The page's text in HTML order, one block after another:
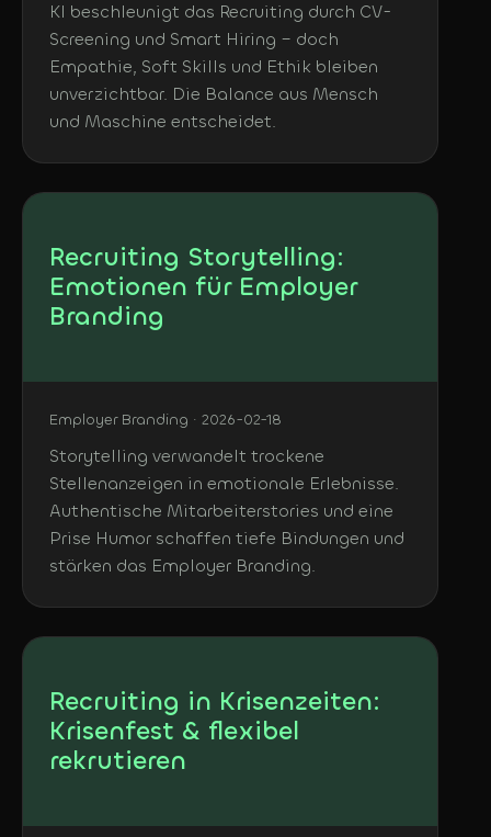
KI beschleunigt das Recruiting durch CV-
Screening und Smart Hiring – doch
Empathie, Soft Skills und Ethik bleiben
unverzichtbar. Die Balance aus Mensch
und Maschine entscheidet.
Recruiting Storytelling:
Emotionen für Employer
Branding
Employer Branding · 2026-02-18
Storytelling verwandelt trockene
Stellenanzeigen in emotionale Erlebnisse.
Authentische Mitarbeiterstories und eine
Prise Humor schaffen tiefe Bindungen und
stärken das Employer Branding.
Recruiting in Krisenzeiten:
Krisenfest & flexibel
rekrutieren